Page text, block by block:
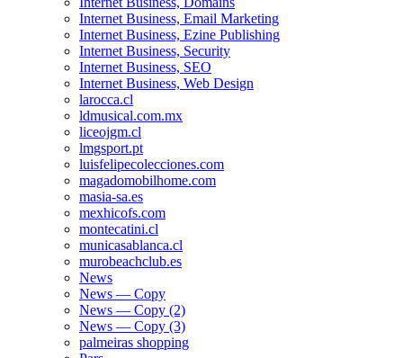
Internet Business, Email Marketing
Internet Business, Ezine Publishing
Internet Business, Security
Internet Business, SEO
Internet Business, Web Design
larocca.cl
ldmusical.com.mx
liceojgm.cl
lmgsport.pt
luisfelipecolecciones.com
magadomobilhome.com
masia-sa.es
mexhicofs.com
montecatini.cl
municasablanca.cl
murobeachclub.es
News
News — Copy
News — Copy (2)
News — Copy (3)
palmeiras shopping